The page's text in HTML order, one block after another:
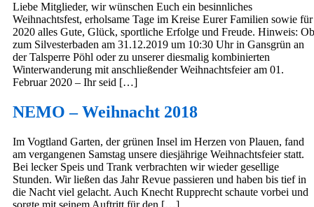
Liebe Mitglieder, wir wünschen Euch ein besinnliches
Weihnachtsfest, erholsame Tage im Kreise Eurer Familien sowie für
2020 alles Gute, Glück, sportliche Erfolge und Freude. Hinweis: Ob
zum Silvesterbaden am 31.12.2019 um 10:30 Uhr in Gansgrün an
der Talsperre Pöhl oder zu unserer diesmalig kombinierten
Winterwanderung mit anschließender Weihnachtsfeier am 01.
Februar 2020 – Ihr seid […]
NEMO – Weihnacht 2018
Im Vogtland Garten, der grünen Insel im Herzen von Plauen, fand
am vergangenen Samstag unsere diesjährige Weihnachtsfeier statt.
Bei lecker Speis und Trank verbrachten wir wieder gesellige
Stunden. Wir ließen das Jahr Revue passieren und haben bis tief in
die Nacht viel gelacht. Auch Knecht Rupprecht schaute vorbei und